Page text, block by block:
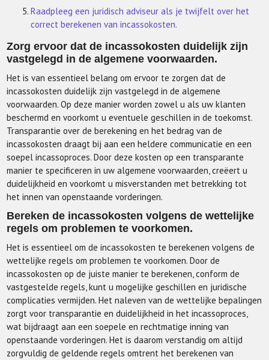
Raadpleeg een juridisch adviseur als je twijfelt over het
correct berekenen van incassokosten.
Zorg ervoor dat de incassokosten duidelijk zijn
vastgelegd in de algemene voorwaarden.
Het is van essentieel belang om ervoor te zorgen dat de
incassokosten duidelijk zijn vastgelegd in de algemene
voorwaarden. Op deze manier worden zowel u als uw klanten
beschermd en voorkomt u eventuele geschillen in de toekomst.
Transparantie over de berekening en het bedrag van de
incassokosten draagt bij aan een heldere communicatie en een
soepel incassoproces. Door deze kosten op een transparante
manier te specificeren in uw algemene voorwaarden, creëert u
duidelijkheid en voorkomt u misverstanden met betrekking tot
het innen van openstaande vorderingen.
Bereken de incassokosten volgens de wettelijke
regels om problemen te voorkomen.
Het is essentieel om de incassokosten te berekenen volgens de
wettelijke regels om problemen te voorkomen. Door de
incassokosten op de juiste manier te berekenen, conform de
vastgestelde regels, kunt u mogelijke geschillen en juridische
complicaties vermijden. Het naleven van de wettelijke bepalingen
zorgt voor transparantie en duidelijkheid in het incassoproces,
wat bijdraagt aan een soepele en rechtmatige inning van
openstaande vorderingen. Het is daarom verstandig om altijd
zorgvuldig de geldende regels omtrent het berekenen van